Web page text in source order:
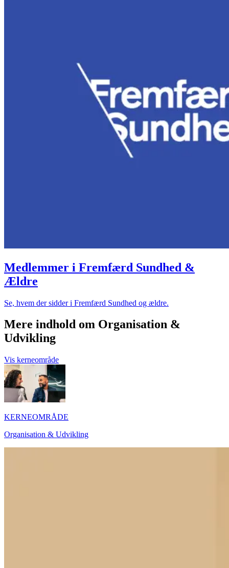
Medlemmer i Fremfærd Sundhed &
Ældre
Se, hvem der sidder i Fremfærd Sundhed og ældre.
Mere indhold om Organisation &
Udvikling
Vis kerneområde
KERNEOMRÅDE
Organisation & Udvikling